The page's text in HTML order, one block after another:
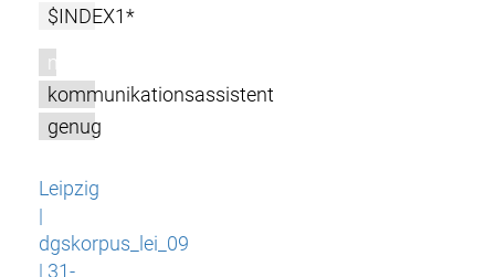
$INDEX1*
m
kommunikationsassistent
genug
Leipzig
|
dgskorpus_lei_09
| 31-